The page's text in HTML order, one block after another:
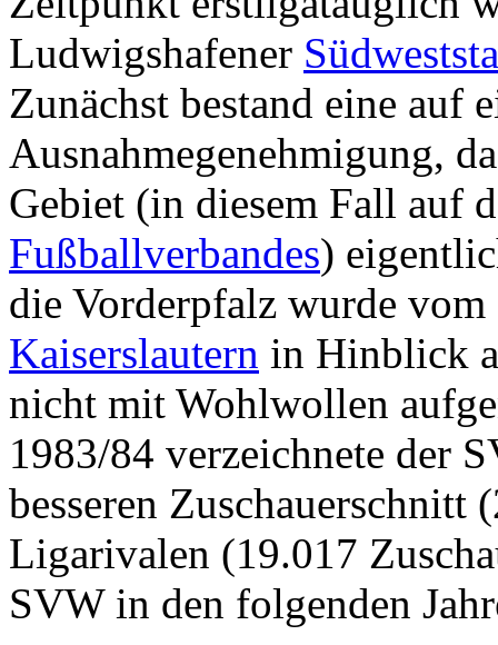
Ludwigshafener
Zunächst bestand eine auf
Ausnahmegenehmigung,
Gebiet (in diesem Fall auf
Fußballverbandes)
die Vorderpfalz wurde
Kaiserslautern in Hinblick
nicht mit Wohlwollen
1983/84 verzeichnete der
besseren Zuschauerschnitt
Ligarivalen (19.017
SVW in den folgenden